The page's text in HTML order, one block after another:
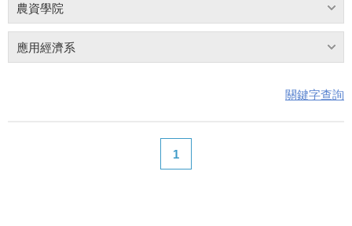
農資學院
應用經濟系
關鍵字查詢
1